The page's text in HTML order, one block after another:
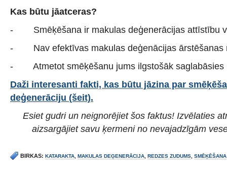
Kas būtu jāatceras?
- Smēķēšana ir makulas deģenerācijas attīstību
- Nav efektīvas makulas deģenācijas ārstēšanas
- Atmetot smēķēšanu jums ilgstošāk saglabāsies
Daži interesanti fakti, kas būtu jāzina par
deģenerāciju (šeit).
Esiet gudri un neignorējiet šos faktus! Izvēlaties
aizsargājiet savu ķermeni no nevajadzīgām
BIRKAS: KATARAKTA MAKULAS DEĢENERĀCIJA REDZES ZUDUMS SMĒĶĒŠANA